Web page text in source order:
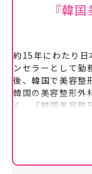
『韓
約15年にわたり日
ンセラーとして勤
後、韓国で美容整
韓国の美容整形外
く、『韓国美容整
カウンセラーと
談実績を誇り、
ンニ”と呼ばれて
形手術を受け、そ
中！